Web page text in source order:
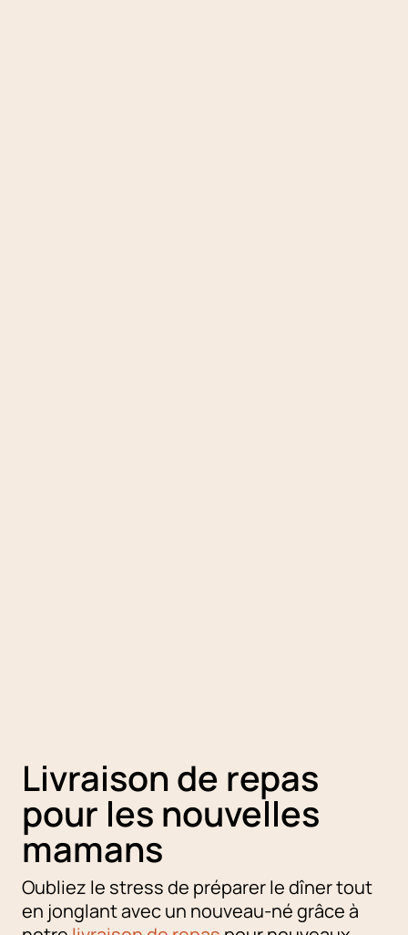
Livraison de repas
pour les nouvelles
mamans
Oubliez le stress de préparer le dîner tout
en jonglant avec un nouveau-né grâce à